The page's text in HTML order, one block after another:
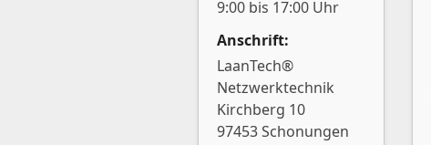
9:00 bis 17:00 Uhr
Anschrift:
LaanTech®
Netzwerktechnik
Kirchberg 10
97453 Schonungen